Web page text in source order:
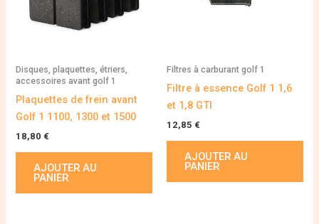
Disques, plaquettes, étriers,
accessoires avant golf 1
Plaquettes de frein avant
Golf 1 1100, 1300 et 1500
18,80 €
AJOUTER AU
PANIER
Filtres à carburant golf 1
Filtre à essence Golf 1 1,6
et 1,8 GTI
12,85 €
AJOUTER AU
PANIER